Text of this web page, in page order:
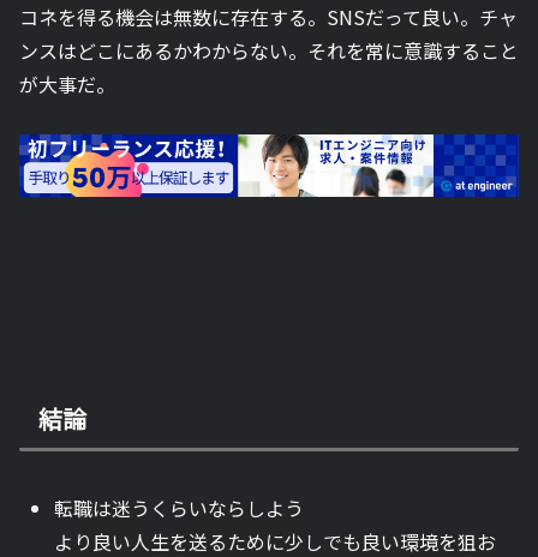
コネを得る機会は無数に存在する。SNSだって良い。チャ
ンスはどこにあるかわからない。それを常に意識すること
が大事だ。
結論
転職は迷うくらいならしよう
より良い人生を送るために少しでも良い環境を狙お